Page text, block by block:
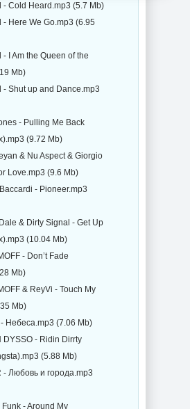
- Cold Heard.mp3 (5.7 Mb)
- Here We Go.mp3 (6.95
- I Am the Queen of the
Mb)
- Shut up and Dance.mp3
- Pulling Me Back
(9.72 Mb)
& Nu Aspect & Giorgio
Love.mp3 (9.6 Mb)
- Pioneer.mp3
& Dirty Signal - Get Up
(10.04 Mb)
- Don’t Fade
Mb)
& ReyVi - Touch My
Mb)
- Небеса.mp3 (7.06 Mb)
DYSSO - Ridin Dirrty
(5.88 Mb)
- Любовь и города.mp3
- Around My